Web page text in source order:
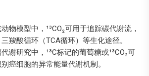
物模型中，¹³CO₂可用于追踪碳代谢流，
羧酸循环（TCA循环）等生化途径。
谢研究中，¹³C标记的葡萄糖或¹³CO₂可
癌细胞的异常能量代谢机制。